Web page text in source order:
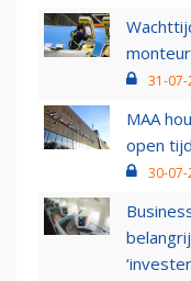
31-07-
MAA
open
30-